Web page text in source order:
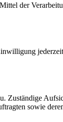
der
Zuständige
sowie